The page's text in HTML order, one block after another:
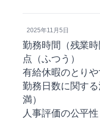
2025年11月5日
勤務時間（残業
点（ふつう）
有給休暇のとりや
勤務日数に関す
満）
人事評価の公平